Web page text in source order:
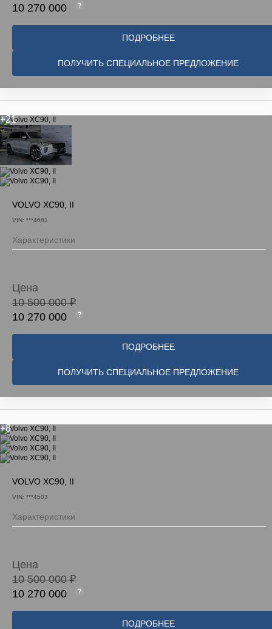
10 270 000
ПОДРОБНЕЕ
ПОЛУЧИТЬ СПЕЦИАЛЬНОЕ ПРЕДЛОЖЕНИЕ
+21
VOLVO XC90, II
VIN: ***4681
Характеристики
Цена
10 500 000 ₽
10 270 000
ПОДРОБНЕЕ
ПОЛУЧИТЬ СПЕЦИАЛЬНОЕ ПРЕДЛОЖЕНИЕ
+8
VOLVO XC90, II
VIN: ***4503
Характеристики
Цена
10 500 000 ₽
10 270 000
ПОДРОБНЕЕ